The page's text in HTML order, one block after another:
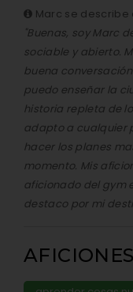
Marc se describe
"Buenas, soy Marc
sociable y abierto.
buena
puedo enseñar la
historia repleta de
adapto a cualquier
hacer los planes
momento. Mis
aficionado del gym
destaco por mi
AFICIONES